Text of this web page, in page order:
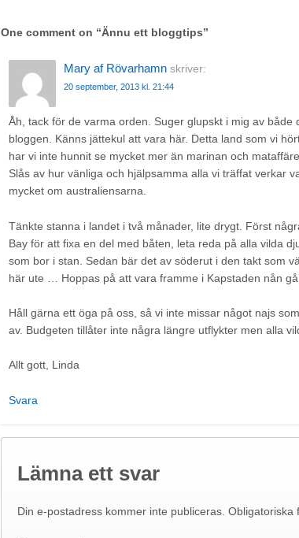
One comment on “Ännu ett bloggtips”
Mary af Rövarhamn skriver:
20 september, 2013 kl. 21:44
Åh, tack för de varma orden. Suger glupskt i mig av både
bloggen. Känns jättekul att vara här. Detta land som vi
har vi inte hunnit se mycket mer än marinan och
Slås av hur vänliga och hjälpsamma alla vi träffat verkar
mycket om australiensarna.
Tänkte stanna i landet i två månader, lite drygt. Först
Bay för att fixa en del med båten, leta reda på alla vilda
som bor i stan. Sedan bär det av söderut i den takt som
här ute … Hoppas på att vara framme i Kapstaden nån
Håll gärna ett öga på oss, så vi inte missar något najs
av. Budgeten tillåter inte några längre utflykter men alla
Allt gott, Linda
Svara
Lämna ett svar
Din e-postadress kommer inte publiceras. Obligatoriska